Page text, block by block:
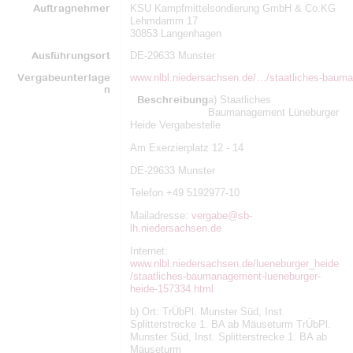
Auftragnehmer
KSU Kampfmittelsondierung GmbH & Co.KG
Lehmdamm 17
30853 Langenhagen
Ausführungsort
DE-29633 Munster
Vergabeunterlage
n
www.nlbl.niedersachsen.de/…/staatliches-
Beschreibunga) Staatliches
Baumanagement Lüneburger
Heide Vergabestelle
Am Exerzierplatz 12 - 14
DE-29633 Munster
Telefon +49 5192977-10
Mailadresse: vergabe@sb-
lh.niedersachsen.de
Internet:
www.nlbl.niedersachsen.de/lueneburger_heide
/staatliches-baumanagement-lueneburger-
heide-157334.html
b) Ort: TrÜbPl. Munster Süd, Inst.
Splitterstrecke 1. BA ab Mäuseturm TrÜbPl.
Munster Süd, Inst. Splitterstrecke 1. BA ab
Mäuseturm